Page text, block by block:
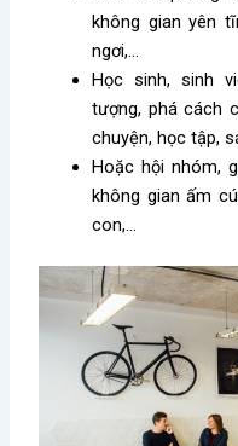
không gian yên
ngơi,…
Học sinh, sinh
tượng, phá cách
chuyện, học tập,
Hoặc hội nhóm,
không gian ấm
con,…